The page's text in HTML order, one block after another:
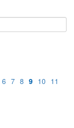
6 7 8 9 10 11